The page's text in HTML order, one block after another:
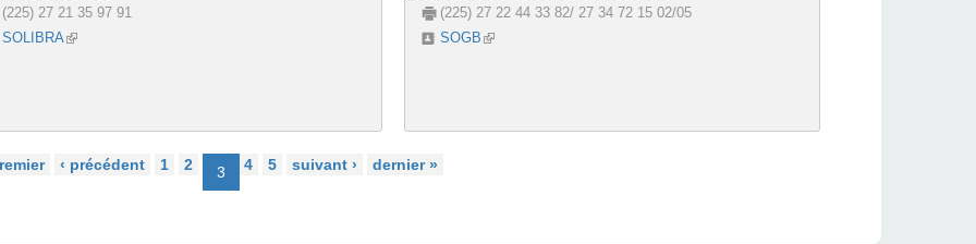
(225) 27 21 35 97 91
SOLIBRA(link is external)
(225) 27 22 44 33 82/ 27 34 72 15 02/05
SOGB (link is external)
‹ précédent 1 2 3 4 5 suivant › dernier »